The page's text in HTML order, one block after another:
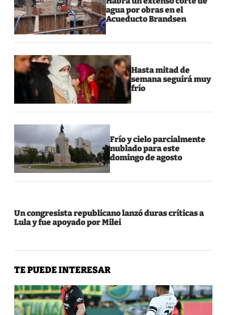
agua por obras en el
Acueducto Brandsen
Hasta mitad de
semana seguirá muy
frío
Frío y cielo parcialmente
nublado para este
domingo de agosto
Un congresista republicano lanzó duras críticas a
Lula y fue apoyado por Milei
TE PUEDE INTERESAR